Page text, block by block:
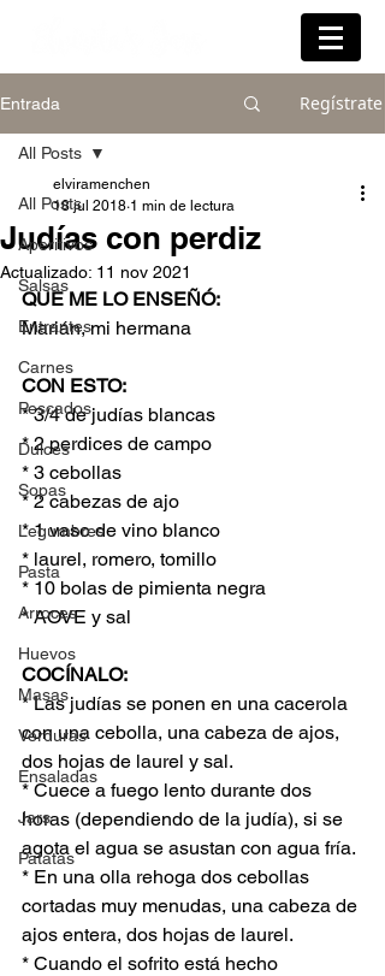
Entrada Regístrate
All Posts
Aperitivos
Salsas
Entrantes
Carnes
Pescados
Dulces
Sopas
Legumbres
Pasta
Arroces
Huevos
Masas
Verduras
Ensaladas
Jars
Patatas
All Posts
Judías con perdiz
elviramenchen
18 jul 2018 1 min de lectura
Actualizado: 11 nov 2021
QUE ME LO ENSEÑÓ:
Marián, mi hermana
CON ESTO:
* 3/4 de judías blancas
* 2 perdices de campo
* 3 cebollas
* 2 cabezas de ajo
* 1 vaso de vino blanco
* laurel, romero, tomillo
* 10 bolas de pimienta negra
* AOVE y sal
COCÍNALO:
* Las judías se ponen en una cacerola
con una cebolla, una cabeza de ajos,
dos hojas de laurel y sal.
* Cuece a fuego lento durante dos
horas (dependiendo de la judía), si se
agota el agua se asustan con agua fría.
* En una olla rehoga dos cebollas
cortadas muy menudas, una cabeza de
ajos entera, dos hojas de laurel.
* Cuando el sofrito está hecho